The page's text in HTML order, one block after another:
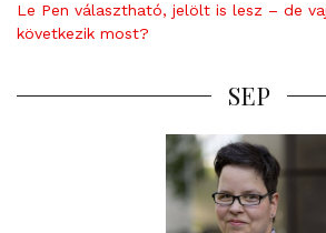
Le Pen választható, jelölt is lesz – de
következik most?
SEP